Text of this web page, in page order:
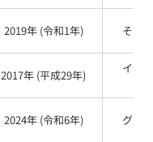
2019年 (令和1年) その他
2017年 (平成29年)
イエ
2024年 (令和6年) グレー